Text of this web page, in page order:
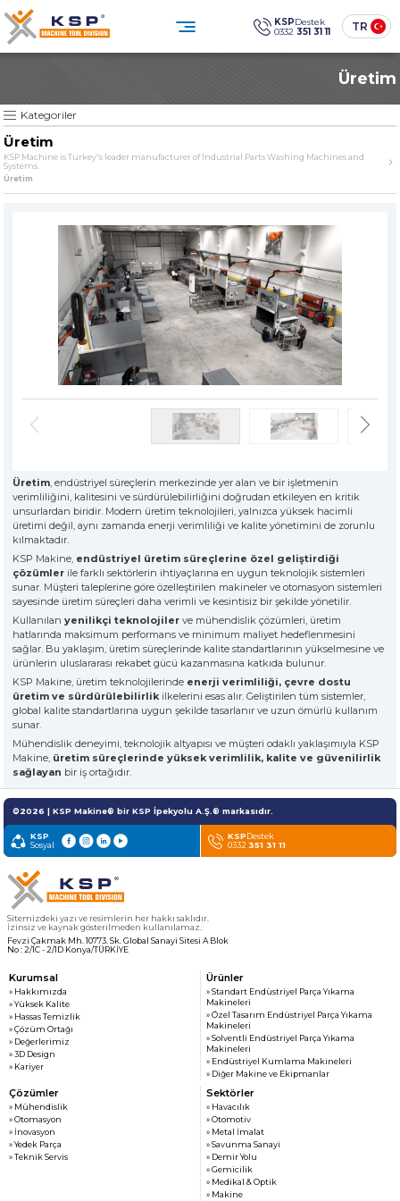
×
Endüstriyel temizlikte güven,
teknoloji ve sürdürülebilirlik.
ÜRÜN GRUPLARIMIZ
» Standart Endüstriyel Parça Yıkama Makineleri
» Özel Tasarım Endüstriyel Parça Yıkama Makineleri
» Solventli Endüstriyel Parça Yıkama Makineleri
» Diğer Makine ve Ekipmanlar
Ürünler
Çözümler
Sektörler
KSP Machine'a ait olup izinsiz kullanımı hukuki yaptırıma tabidir.
KSPDestek
0332 351 31 11 TR
Üretim
×
KSP MACHINEKATEGORİLER
» Diğer Makine ve Ekipmanlar
SINCE
The quality is our
Sine qua non
principle
TOOL DIVISIONKSP MACHINE
» Değerlerimiz
» Kurumsal
» Çözümler
» Sektörler
» Medya Merkezi
» Referanslar
» 3D Design
» Üretim
» Kariyer
» İletişim
özel müşteriler için, nitelikli çözümler
customers
KSP MACHINEMEDYA
» Haber & Fuar
» Katalog & Belgeler
» Foto Galeri
Kategoriler
Üretim
KSP Machine is Turkey's leader manufacturer of Industrial Parts Washing Machines and
Systems.
Üretim
Üretim, endüstriyel süreçlerin merkezinde yer alan ve bir işletmenin
verimliliğini, kalitesini ve sürdürülebilirliğini doğrudan etkileyen en kritik
unsurlardan biridir. Modern üretim teknolojileri, yalnızca yüksek hacimli
üretimi değil, aynı zamanda enerji verimliliği ve kalite yönetimini de zorunlu
kılmaktadır.
KSP Makine, endüstriyel üretim süreçlerine özel geliştirdiği
çözümler ile farklı sektörlerin ihtiyaçlarına en uygun teknolojik sistemleri
sunar. Müşteri taleplerine göre özelleştirilen makineler ve otomasyon sistemleri
sayesinde üretim süreçleri daha verimli ve kesintisiz bir şekilde yönetilir.
Kullanılanyenilikçi teknolojiler ve mühendislik çözümleri, üretim
hatlarında maksimum performans ve minimum maliyet hedeflenmesini
sağlar. Bu yaklaşım, üretim süreçlerinde kalite standartlarının yükselmesine ve
ürünlerin uluslararası rekabet gücü kazanmasına katkıda bulunur.
KSP Makine, üretim teknolojilerinde enerji verimliliği, çevre dostu
üretim ve sürdürülebilirlikilkelerini esas alır. Geliştirilen tüm sistemler,
global kalite standartlarına uygun şekilde tasarlanır ve uzun ömürlü kullanım
sunar.
Mühendislik deneyimi, teknolojik altyapısı ve müşteri odaklı yaklaşımıyla KSP
Makine, üretim süreçlerinde yüksek verimlilik, kalite ve güvenilirlik
sağlayan bir iş ortağıdır.
©2026 | KSP Makine® bir KSP İpekyolu A.Ş.® markasıdır.
KSP
Sosyal
KSPDestek
0332 351 31 11
Sitemizdeki yazı ve resimlerin her hakkı saklıdır.
İzinsiz ve kaynak gösterilmeden kullanılamaz.
Fevzi Çakmak Mh. 10773. Sk. Global Sanayi Sitesi A Blok
No : 2/1C - 2/1D Konya/TÜRKİYE
Kurumsal
» Hakkımızda
» Yüksek Kalite
» Hassas Temizlik
» Çözüm Ortağı
» Değerlerimiz
» 3D Design
» Kariyer
Ürünler
» Standart Endüstriyel Parça Yıkama
Makineleri
» Özel Tasarım Endüstriyel Parça Yıkama
Makineleri
» Solventli Endüstriyel Parça Yıkama
Makineleri
» Endüstriyel Kumlama Makineleri
» Diğer Makine ve Ekipmanlar
Çözümler
» Mühendislik
» Otomasyon
» İnovasyon
» Yedek Parça
» Teknik Servis
Sektörler
» Havacılık
» Otomotiv
» Metal İmalat
» Savunma Sanayi
» Demir Yolu
» Gemicilik
» Medikal & Optik
» Makine